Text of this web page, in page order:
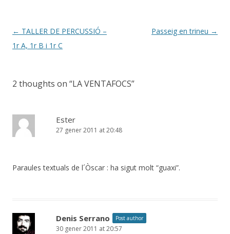
Post
navigation
← TALLER DE PERCUSSIÓ –
1r A, 1r B i 1r C
Passeig en trineu →
2 thoughts on “LA VENTAFOCS”
Ester
27 gener 2011 at 20:48
Paraules textuals de l´Òscar : ha sigut molt “guaxi”.
Denis Serrano Post author
30 gener 2011 at 20:57